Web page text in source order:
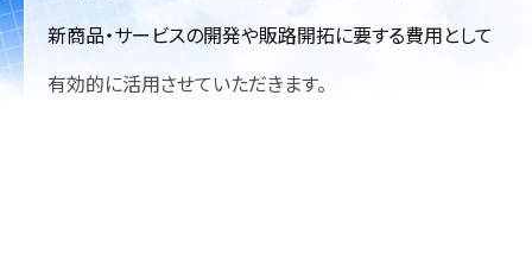
新商品・サービスの開発や販路開拓に要する費用として
有効的に活用させていただきます。